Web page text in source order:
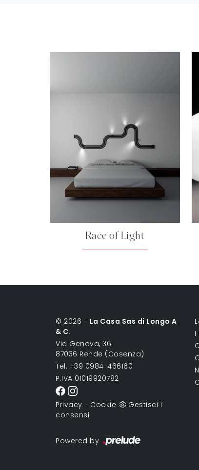
Race of Light
© 2026 - La Casa Sas di Longo A
& C.
Via Genova, 36
87036 Rende (Cosenza)
Tel. +39 0984-466160
P.IVA 01019920782
Privacy - Cookie
Gestisci i
consensi
I
Powered by